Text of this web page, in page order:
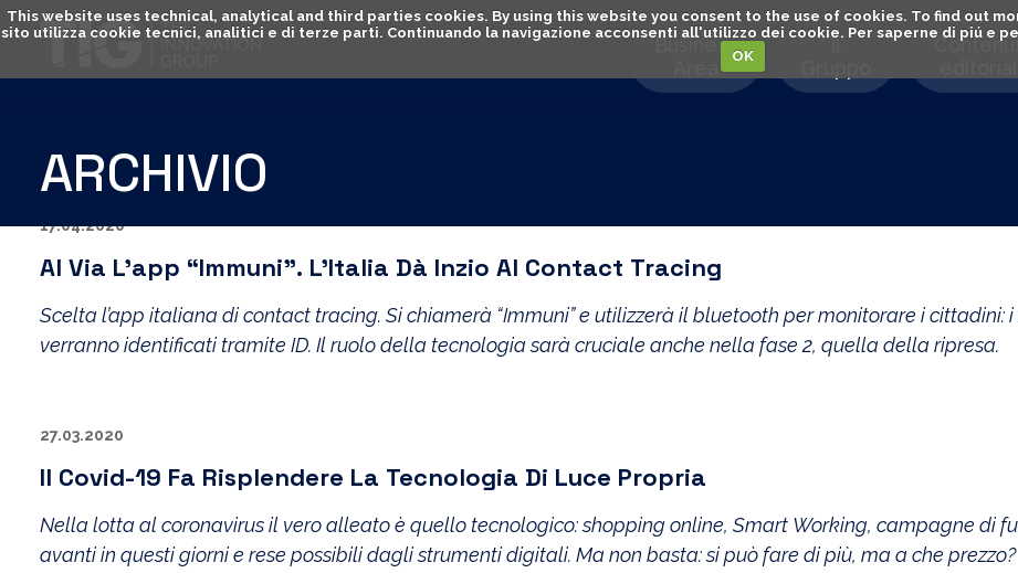
This website uses technical, analytical and third parties cookies. By using this website you consent to the use of cookies. To find out
sito utilizza cookie tecnici, analitici e di terze parti. Continuando la navigazione acconsenti all'utilizzo dei cookie. Per saperne di piú e
OK
Business
Il
ARCHIVIO
17.04.2020
Al Via L’app “Immuni”. L’Italia Dà Inzio Al Contact Tracing
Scelta l’app italiana di contact tracing. Si chiamerà “Immuni” e utilizzerà il bluetooth per monitorare i
verranno identificati tramite ID. Il ruolo della tecnologia sarà cruciale anche nella fase 2, quella della ripresa.
27.03.2020
Il Covid-19 Fa Risplendere La Tecnologia Di Luce Propria
Nella lotta al coronavirus il vero alleato è quello tecnologico: shopping online, Smart Working, campagne di
avanti in questi giorni e rese possibili dagli strumenti digitali. Ma non basta: si può fare di più, ma a che prezzo?